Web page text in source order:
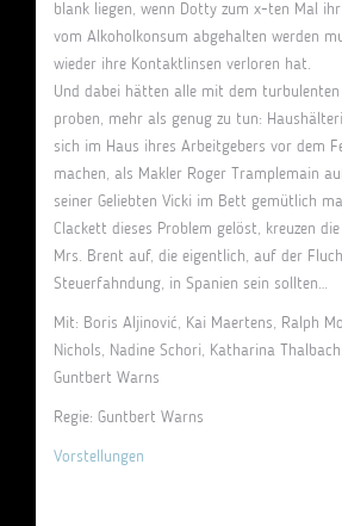
blank liegen, wenn Dotty zum x-ten Mal
vom Alkoholkonsum abgehalten werden
wieder ihre Kontaktlinsen verloren hat.
Und dabei hätten alle mit dem turbulenten
proben, mehr als genug zu tun:
sich im Haus ihres Arbeitgebers vor dem
machen, als Makler Roger Tramplemain
seiner Geliebten Vicki im Bett gemütlich
Clackett dieses Problem gelöst, kreuzen
Mrs. Brent auf, die eigentlich, auf der
Steuerfahndung, in Spanien sein sollten…
Mit: Boris Aljinović, Kai Maertens, Ralph
Nichols, Nadine Schori, Katharina
Guntbert Warns
Regie: Guntbert Warns
Vorstellungen